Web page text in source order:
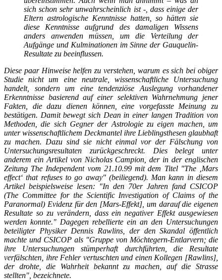
sich schon sehr unwahrscheinlich ist -, dass einige der
Eltern astrologische Kenntnisse hatten, so hätten sie
diese Kenntnisse aufgrund des damaligen Wissens
anders anwenden müssen, um die Verteilung der
Aufgänge und Kulminationen im Sinne der Gauquelin-
Resultate zu beeinflussen.
Diese paar Hinweise helfen zu verstehen, warum es sich bei obiger
Studie nicht um eine neutrale, wissenschaftliche Untersuchung
handelt, sondern um eine tendenziöse Auslegung vorhandener
Erkenntnisse basierend auf einer selektiven Wahrnehmung jener
Fakten, die dazu dienen können, eine vorgefasste Meinung zu
bestätigen. Damit bewegt sich Dean in einer langen Tradition von
Methoden, die sich Gegner der Astrologie zu eigen machen, um
unter wissenschaftlichem Deckmantel ihre Lieblingsthesen glaubhaft
zu machen. Dazu sind sie nicht einmal vor der Fälschung von
Untersuchungsresultaten zurückgeschreckt. Dies belegt unter
anderem ein Artikel von Nicholas Campion, der in der englischen
Zeitung The Independent vom 21.10.99 mit dem Titel "The ‚Mars
effect‘ that refuses to go away" (beiliegend). Man kann in diesem
Artikel beispielsweise lesen: "In den 70er Jahren fand CSICOP
(The Committee for the Scientific Investigation of Claims of the
Paranormal) Evidenz für den [Mars-Effekt], um darauf die eigenen
Resultate so zu verändern, dass ein negativer Effekt ausgewiesen
werden konnte." Dagegen rebellierte ein an den Untersuchungen
beteiligter Physiker Dennis Rawlins, der den Skandal öffentlich
machte und CSICOP als "Gruppe von Möchtegern-Entlarvern; die
ihre Untersuchungen stümperhaft durchführten, die Resultate
verfälschten, ihre Fehler vertuschten und einen Kollegen [Rawlins],
der drohte, die Wahrheit bekannt zu machen, auf die Strasse
stellten", bezeichnete.